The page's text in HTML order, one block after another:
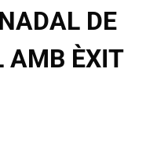
DE
AMB ÈXIT